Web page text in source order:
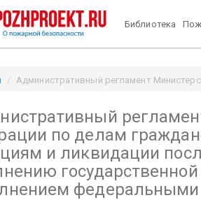
Библиотека
Административный регламент
по делам
и ликвидации
федеральными